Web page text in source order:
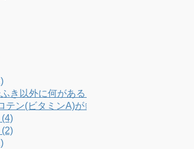
l
き以外に何がある？日本原産といわれる野
テン(ビタミンA)が多い野菜ベスト20！免疫